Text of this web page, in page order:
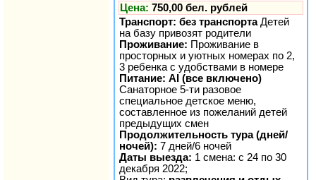
Цена: 750,00 бел. рублей
Транспорт: без транспортаДетей
на базу привозят родители
Проживание: Проживание в
просторных и уютных номерах по 2,
3 ребенка с удобствами в номере
Питание: AI (все включено)
Санаторное 5-ти разовое
специальное детское меню,
составленное из пожеланий детей
предыдущих смен
Продолжительность тура (дней/
ночей): 7 дней/6 ночей
Даты выезда: 1 смена: с 24 по 30
декабря 2022;